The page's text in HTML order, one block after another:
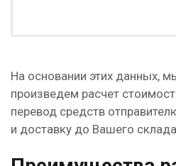
На основании этих данных,
произведем расчет
перевод средств
и доставку до Вашего